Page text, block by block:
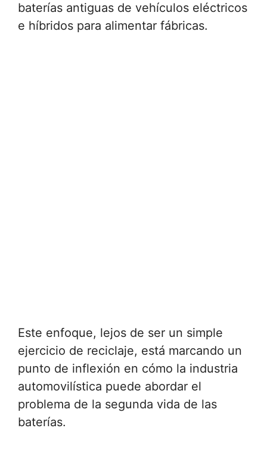
baterías antiguas de vehículos eléctricos
e híbridos para alimentar fábricas.
Este enfoque, lejos de ser un simple
ejercicio de reciclaje, está marcando un
punto de inflexión en cómo la industria
automovilística puede abordar el
problema de la segunda vida de las
baterías.